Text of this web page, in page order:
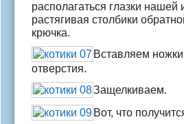
располагаться глазки нашей
растягивая столбики
крючка.
Вставляем ножки
отверстия.
Защелкиваем.
Вот, что